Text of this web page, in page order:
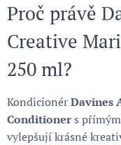
Proč právě
Creative
250 ml?
KondicionérDavines
Conditioners
vylepšují krásné